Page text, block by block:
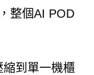
整個AI POD
到單一機櫃